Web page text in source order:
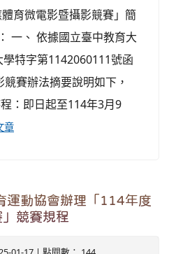
體育微電影暨攝影競賽」簡
一、 依據國立臺中教育大
特字第1142060111號函
賽辦法摘要說明如下，
：即日起至114年3月9
章
運動協會辦理「114年度
競賽規程